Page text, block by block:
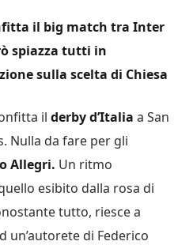
il big match tra Inter
spiazza tutti in
sulla scelta di Chiesa
il derby d’Italia a San
Nulla da fare per gli
Allegri. Un ritmo
esibito dalla rosa di
tutto, riesce a
un’autorete di Federico